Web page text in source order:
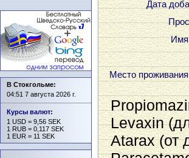
Дата
Имя
Место проживания
Levaxin
Atarax (от
В Стокгольме:
04:51 7 августа 2026 г.
Курсы валют:
1 USD = 9,56 SEK
1 RUB = 0,117 SEK
1 EUR = 11 SEK